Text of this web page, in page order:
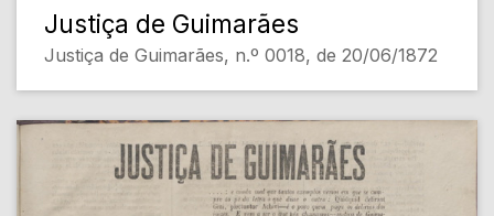
Justiça de Guimarães
Justiça de Guimarães, n.º 0018, de 20/06/1872